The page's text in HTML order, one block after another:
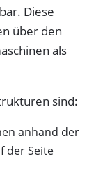
Diese
über den
als
sind:
anhand der
der Seite